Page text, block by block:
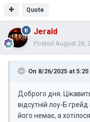
Quote
Jerald
Posted August 26,
On 8/26/2025 at
Доброго дня.
відсутній лоу-Б
його немає, а